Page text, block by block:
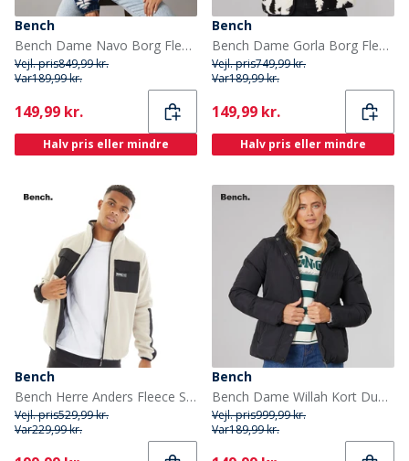
Bench
Bench Dame Navo Borg Fleece Navy
Vejl. pris849,99 kr.
Var189,99 kr.
Current
149,99 kr.
Halv pris eller mindre
Bench
Bench Dame Gorla Borg Fleece Vinter Hvid / Sort Leopard
Vejl. pris749,99 kr.
Var189,99 kr.
Current
149,99 kr.
Halv pris eller mindre
Bench
Bench Herre Anders Fleece Sten
Vejl. pris529,99 kr.
Var229,99 kr.
Bench
Bench Dame Willah Kort Dunjakke Sort
Vejl. pris999,99 kr.
Var189,99 kr.